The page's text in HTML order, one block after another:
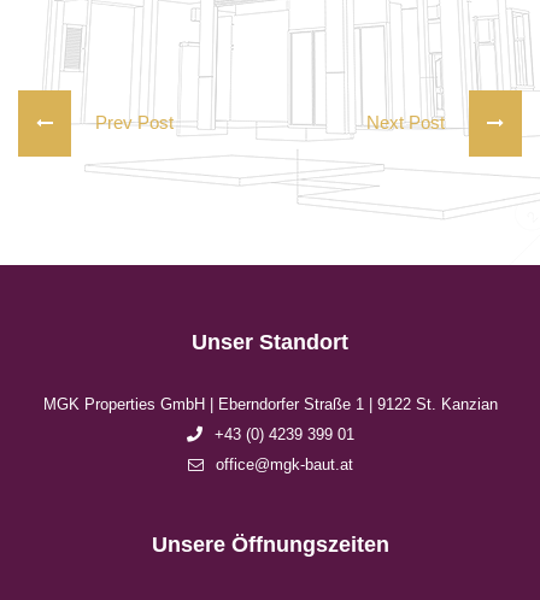
Prev Post Next Post
Unser Standort
MGK Properties GmbH | Eberndorfer Straße 1 | 9122 St. Kanzian
+43 (0) 4239 399 01
office@mgk-baut.at
Unsere Öffnungszeiten